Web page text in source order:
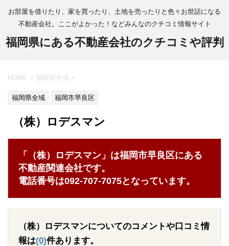
お部屋を借りたり、家を買ったり、土地を売ったりと色々お世話になる
不動産会社。ここがよかった！などみんなのクチコミ情報サイト
福岡県にある不動産会社のクチコミや評判
HOME > 福岡県全域 >
福岡県全域 福岡市早良区
（株）ロデスマン
「（株）ロデスマン」は福岡市早良区にある
不動産関連会社です。
電話番号は092-707-7075となっています。
（株）ロデスマンについてのコメントや口コミ情
報は(0)件あります。